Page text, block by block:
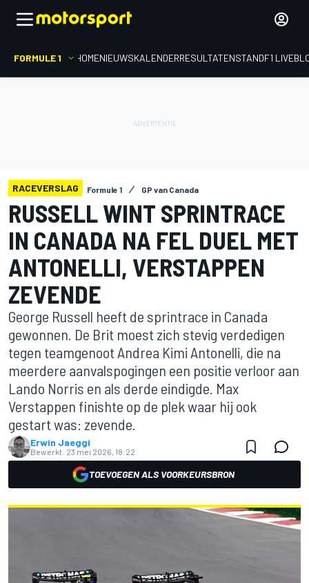
FORMULE 1 HOMENIEUWSKALENDERRESULTATENSTANDF1
RACEVERSLAG Formule 1 GP van Canada
RUSSELL WINT SPRINTRACE
IN CANADA NA FEL DUEL MET
ANTONELLI, VERSTAPPEN
ZEVENDE
George Russell heeft de sprintrace in Canada
gewonnen. De Brit moest zich stevig verdedigen
tegen teamgenoot Andrea Kimi Antonelli, die na
meerdere aanvalspogingen een positie verloor aan
Lando Norris en als derde eindigde. Max
Verstappen finishte op de plek waar hij ook
gestart was: zevende.
Erwin Jaeggi
Bewerkt: 23 mei 2026, 18:22
TOEVOEGEN ALS VOORKEURSBRON